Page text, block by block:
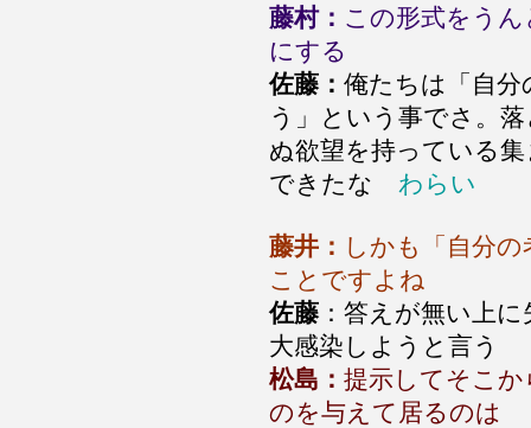
藤村： この形式をう
にする
佐藤： 俺たちは「自
う」という事でさ。
ぬ欲望を持っている
できたな わらい
藤井： しかも「自分
ことですよね
佐藤 ：答えが無い上
大感染しようと言う
松島： 提示してそこ
のを与えて居るのは